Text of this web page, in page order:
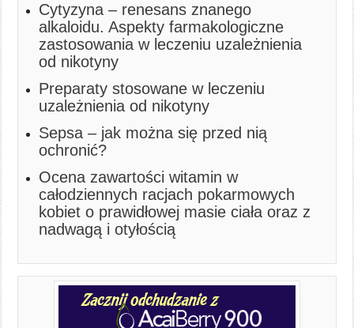
Cytyzyna – renesans znanego
alkaloidu. Aspekty farmakologiczne
zastosowania w leczeniu uzależnienia
od nikotyny
Preparaty stosowane w leczeniu
uzależnienia od nikotyny
Sepsa – jak można się przed nią
ochronić?
Ocena zawartości witamin w
całodziennych racjach pokarmowych
kobiet o prawidłowej masie ciała oraz z
nadwagą i otyłością